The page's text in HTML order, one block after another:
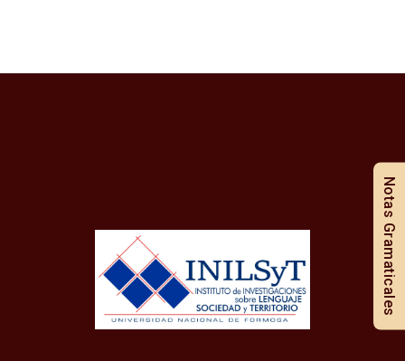
Notas Gramaticales